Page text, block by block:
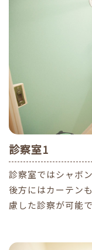
診察室1
診察室ではシャボ
後方にはカーテン
慮した診察が可能で